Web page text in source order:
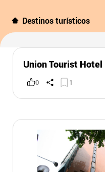
Destinos turísticos
Union Tourist
0 1